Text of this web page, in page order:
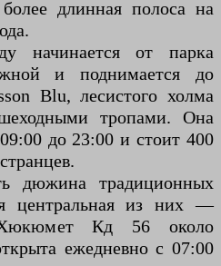
длинная полоса на
начинается от парка
и поднимается до
Blu, лесистого холма
тропами. Она
до 23:00 и стоит 400
дюжина традиционных
центральная из них —
Кд 56 около
ежедневно с 07:00